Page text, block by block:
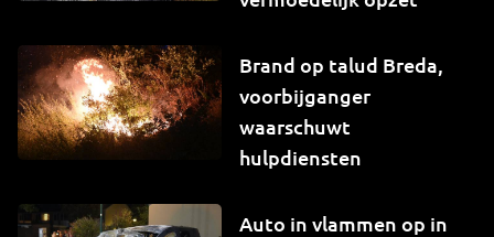
Brand op talud Breda,
voorbijganger
waarschuwt
hulpdiensten
Auto in vlammen op in